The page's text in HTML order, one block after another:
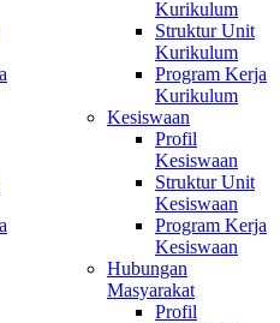
Kurikulum
Struktur Unit
Kurikulum
Program Kerja
Kurikulum
Kesiswaan
Profil
Kesiswaan
Struktur Unit
Kesiswaan
Program Kerja
Kesiswaan
Hubungan
Masyarakat
Profil